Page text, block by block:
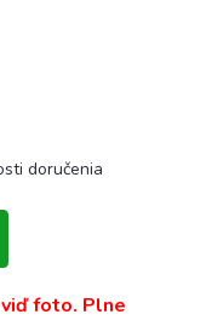
doručenia
foto. Plne